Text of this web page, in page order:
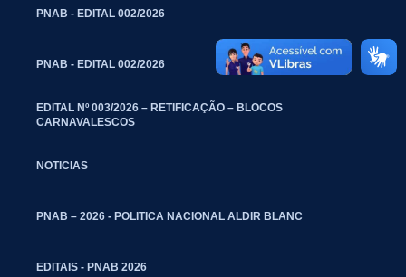
PNAB - EDITAL 002/2026
PNAB - EDITAL 002/2026
EDITAL Nº 003/2026 – RETIFICAÇÃO – BLOCOS
CARNAVALESCOS
NOTICIAS
PNAB – 2026 - POLITICA NACIONAL ALDIR BLANC
EDITAIS - PNAB 2026